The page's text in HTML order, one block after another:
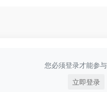
您必须登录才能参与
立即登录